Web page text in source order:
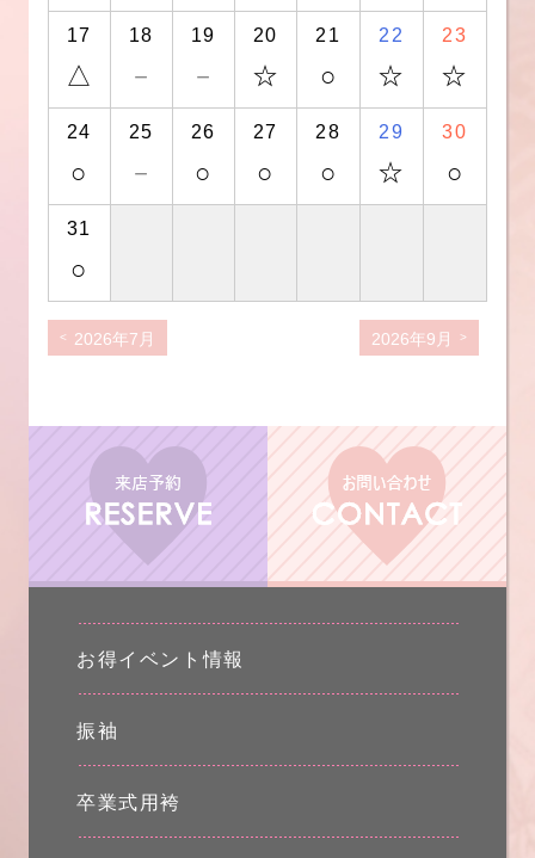
17
△
18
－
19
－
20
☆
21
○
22
☆
23
☆
24
○
25
－
26
○
27
○
28
○
29
☆
30
○
31
○
2026年7月 2026年9月
お得イベント情報
振袖
卒業式用袴